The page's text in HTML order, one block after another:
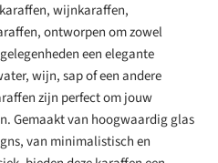
wijnkaraffen,
ontworpen om zowel
een elegante
wijn, sap of een andere
zijn perfect om jouw
Gemaakt van hoogwaardig glas
van minimalistisch en